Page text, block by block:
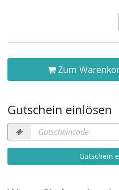
Zum
Gutschein einlösen
Gutscheincode
erforderlich
Gutschein